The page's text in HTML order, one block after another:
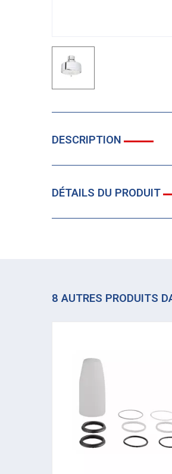
DESCRIPTION
DÉTAILS DU PRODUIT
8 AUTRES PRODUITS